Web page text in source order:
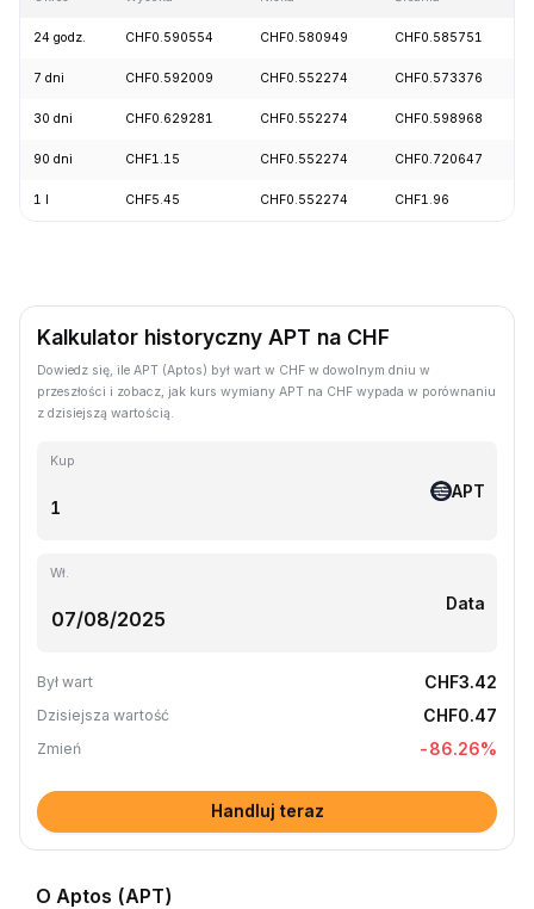
24 godz. CHF0.590554 CHF0.580949 CHF0.585751
7 dni CHF0.592009 CHF0.552274 CHF0.573376
30 dni CHF0.629281 CHF0.552274 CHF0.598968
90 dni CHF1.15 CHF0.552274 CHF0.720647
1 l CHF5.45 CHF0.552274 CHF1.96
Kalkulator historyczny APT na CHF
Dowiedz się, ile APT (Aptos) był wart w CHF w dowolnym dniu w
przeszłości i zobacz, jak kurs wymiany APT na CHF wypada w porównaniu
z dzisiejszą wartością.
Kup
APT
Wł.
Data
Był wart CHF3.42
Dzisiejsza wartość CHF0.47
Zmień -86.26%
Handluj teraz
O Aptos (APT)